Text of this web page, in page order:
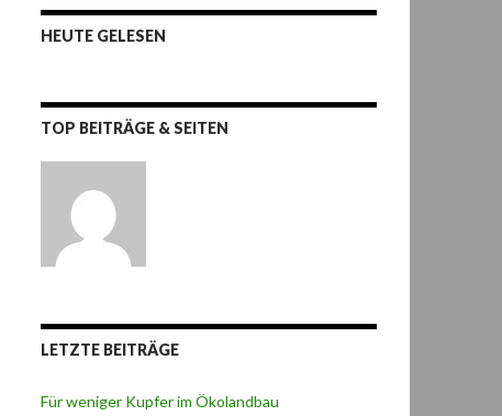
HEUTE GELESEN
TOP BEITRÄGE & SEITEN
LETZTE BEITRÄGE
Für weniger Kupfer im Ökolandbau